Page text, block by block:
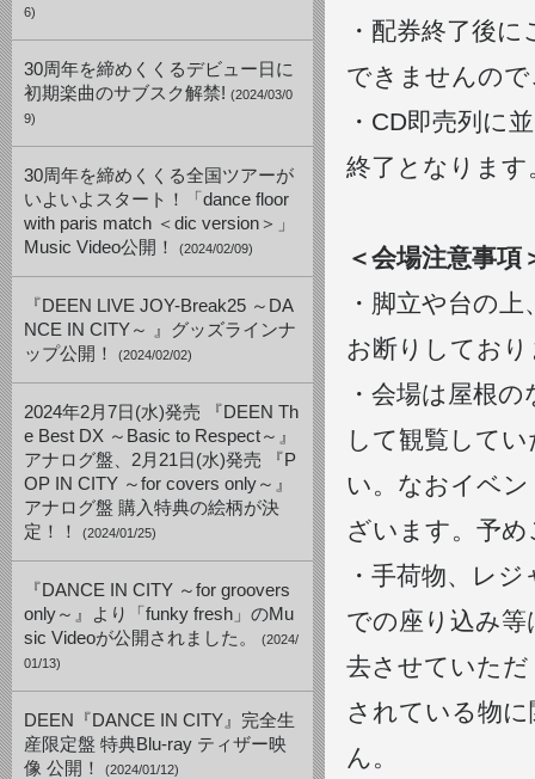
6)
30周年を締めくくるデビュー日に
初期楽曲のサブスク解禁! (2024/03/0
9)
30周年を締めくくる全国ツアーが
いよいよスタート！「dance floor
with paris match ＜dic version＞」
Music Video公開！
(2024/02/09)
『DEEN LIVE JOY-Break25 ～DA
NCE IN CITY～ 』グッズラインナ
ップ公開！
(2024/02/02)
2024年2月7日(水)発売 『DEEN Th
e Best DX ～Basic to Respect～』
アナログ盤、2月21日(水)発売 『P
OP IN CITY ～for covers only～』
アナログ盤 購入特典の絵柄が決
定！！
(2024/01/25)
『DANCE IN CITY ～for groovers
only～』より「funky fresh」のMu
sic Videoが公開されました。
(2024/
01/13)
DEEN『DANCE IN CITY』完全生
産限定盤 特典Blu-ray ティザー映
像 公開！
(2024/01/12)
・配券終了後
できませんの
・CD即売列に
終了となりま
＜会場注意事項
・脚立や台の
お断りしてお
・会場は屋根
して観覧して
い。なおイベ
ざいます。予
・手荷物、レ
での座り込み
去させていた
されている物
ん。